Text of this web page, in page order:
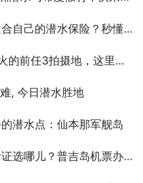
自己的潜水保险？秒懂……
这里是潜水界的麦加——美娜多！
, 今日潜水胜地
潜水点：仙本那军舰岛
办理、签证办理、吃喝住行全都给你！